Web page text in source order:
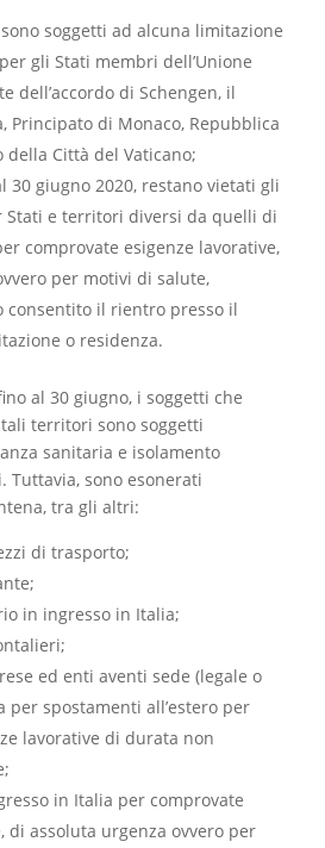
soggetti ad alcuna limitazione
gli Stati membri dell’Unione
dell’accordo di Schengen, il
Principato di Monaco, Repubblica
della Città del Vaticano;
30 giugno 2020, restano vietati gli
Stati e territori diversi da quelli di
comprovate esigenze lavorative,
per motivi di salute,
consentito il rientro presso il
o residenza.
al 30 giugno, i soggetti che
territori sono soggetti
sanitaria e isolamento
Tuttavia, sono esonerati
tra gli altri:
di trasporto;
in ingresso in Italia;
ed enti aventi sede (legale o
per spostamenti all’estero per
lavorative di durata non
in Italia per comprovate
di assoluta urgenza ovvero per